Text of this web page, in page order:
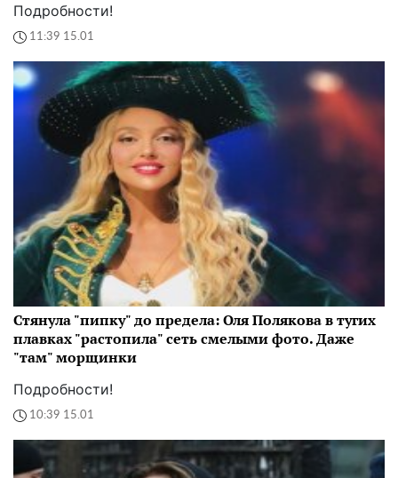
Подробности!
11:39 15.01
Стянула "пипку" до предела: Оля Полякова в тугих
плавках "растопила" сеть смелыми фото. Даже
"там" морщинки
Подробности!
10:39 15.01